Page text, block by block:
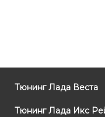
Тюнинг Лада Веста
Тюнинг Лада Икс